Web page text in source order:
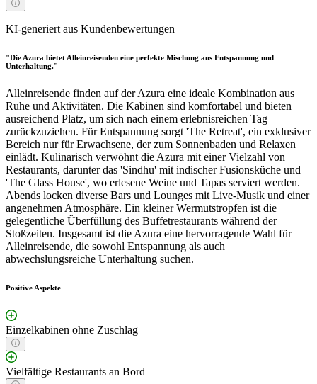
KI-generiert aus Kundenbewertungen
"Die Azura bietet Alleinreisenden eine perfekte Mischung aus Entspannung und
Unterhaltung."
Alleinreisende finden auf der Azura eine ideale Kombination aus
Ruhe und Aktivitäten. Die Kabinen sind komfortabel und bieten
ausreichend Platz, um sich nach einem erlebnisreichen Tag
zurückzuziehen. Für Entspannung sorgt 'The Retreat', ein exklusiver
Bereich nur für Erwachsene, der zum Sonnenbaden und Relaxen
einlädt. Kulinarisch verwöhnt die Azura mit einer Vielzahl von
Restaurants, darunter das 'Sindhu' mit indischer Fusionsküche und
'The Glass House', wo erlesene Weine und Tapas serviert werden.
Abends locken diverse Bars und Lounges mit Live-Musik und einer
angenehmen Atmosphäre. Ein kleiner Wermutstropfen ist die
gelegentliche Überfüllung des Buffetrestaurants während der
Stoßzeiten. Insgesamt ist die Azura eine hervorragende Wahl für
Alleinreisende, die sowohl Entspannung als auch
abwechslungsreiche Unterhaltung suchen.
Positive Aspekte
Einzelkabinen ohne Zuschlag
Vielfältige Restaurants an Bord